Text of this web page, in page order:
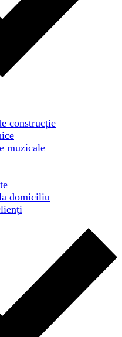
construcție
muzicale
domiciliu